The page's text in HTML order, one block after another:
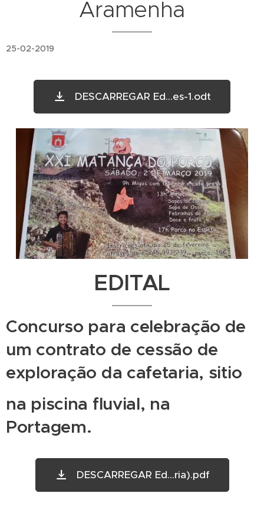
Aramenha
25-02-2019
DESCARREGAR Ed...es-1.odt
EDITAL
Concurso para celebração de
um contrato de cessão de
exploração da cafetaria, sitio
na piscina fluvial, na
Portagem.
DESCARREGAR Ed...ria).pdf